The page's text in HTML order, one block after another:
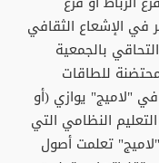
في الإشعاع الثقافي
بالجمعية
للطاقات
"لاميج" يوازي (أو
النظامي التي
تعلمت أصول